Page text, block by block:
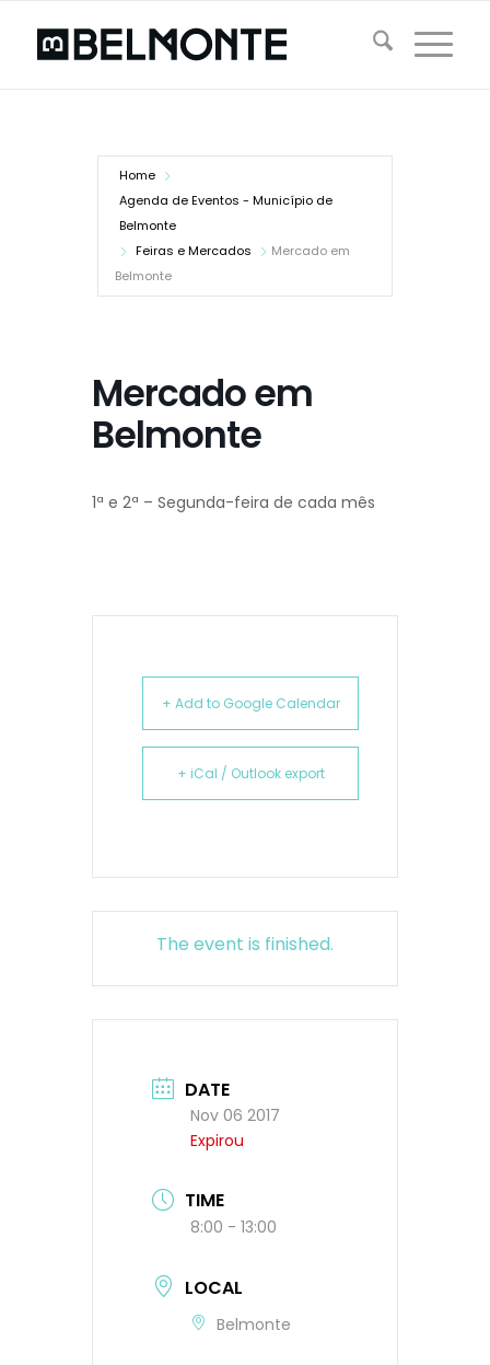
Home
Agenda de Eventos - Município de
Belmonte
Feiras e Mercados
Mercado em
Belmonte
Mercado em
Belmonte
1ª e 2ª – Segunda-feira de cada mês
+ Add to Google Calendar
+ iCal / Outlook export
The event is finished.
DATE
Nov 06 2017
Expirou
TIME
8:00 - 13:00
LOCAL
Belmonte